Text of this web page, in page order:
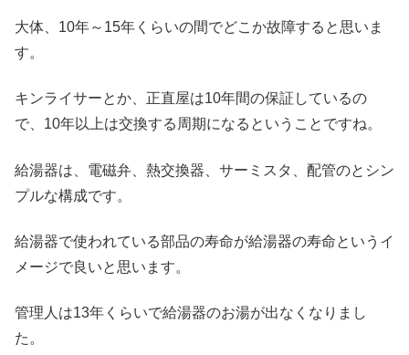
大体、10年～15年くらいの間でどこか故障すると思いま
す。
キンライサーとか、正直屋は10年間の保証しているの
で、10年以上は交換する周期になるということですね。
給湯器は、電磁弁、熱交換器、サーミスタ、配管のとシン
プルな構成です。
給湯器で使われている部品の寿命が給湯器の寿命というイ
メージで良いと思います。
管理人は13年くらいで給湯器のお湯が出なくなりまし
た。